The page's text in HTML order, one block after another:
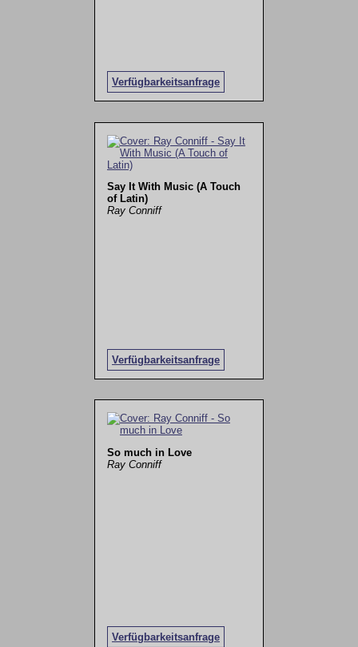
Verfügbarkeitsanfrage
Say It With Music (A Touch
of Latin)
Ray Conniff
Verfügbarkeitsanfrage
So much in Love
Ray Conniff
Verfügbarkeitsanfrage